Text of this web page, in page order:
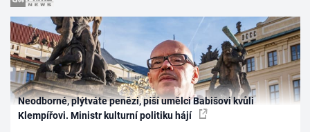
Neodborné, plýtváte penězi, píší umělci Babišovi kvůli
Klempířovi. Ministr kulturní politiku hájí